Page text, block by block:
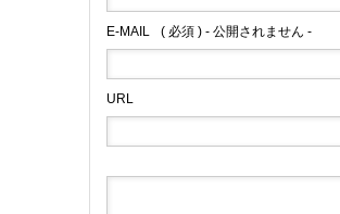
E-MAIL ( 必須 ) - 公開されません -
URL